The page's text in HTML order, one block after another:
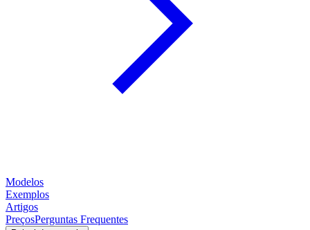
Modelos
Exemplos
Artigos
PreçosPerguntas Frequentes